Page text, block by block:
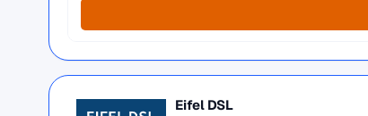
Eifel DSL